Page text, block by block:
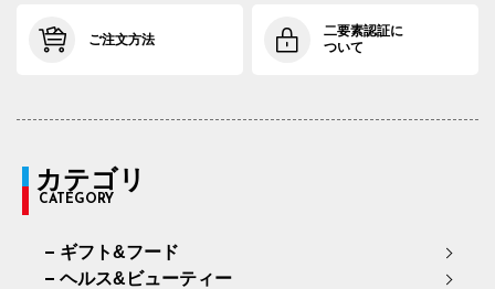
ご注文方法
二要素認証に
ついて
カテゴリ
CATEGORY
ギフト&フード
ヘルス&ビューティー